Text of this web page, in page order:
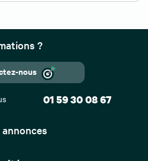
?
nous
01 59 30 08 67